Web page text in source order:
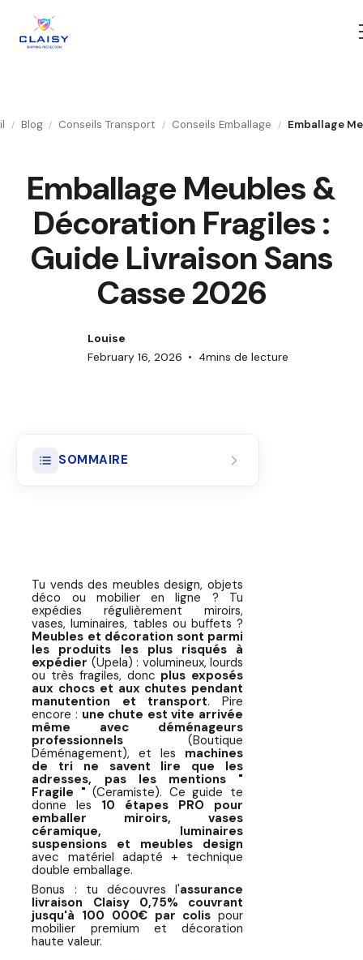
/ Blog / Conseils Transport / Conseils Emballage /
Emballage Meubles &
Décoration Fragiles :
Guide Livraison Sans
Casse 2026
Louise
February 16, 2026 • 4mins de lecture
SOMMAIRE
l'expédition de meubles &
décoration
Matériel d'emballage
recommandé pour meubles &
déco
🛋️ Standards d'emballage :
Meubles & Décoration
🪑 10 étapes pour emballer
meuble ou objet déco fragile
Erreurs fréquentes à éviter pour
les expéditions de meubles
Pourquoi assurance colis pour vos
expédition meubles & déco
🛡️ Défauts esthétiques : une
couverture refusée par les
transporteurs et que Claisy
accepte
Tu vends des meubles design, objets
déco ou mobilier en ligne ? Tu
expédies régulièrement miroirs,
vases, luminaires, tables ou buffets ?
Meubles et décoration sont parmi
les produits les plus risqués à
expédier (Upela) : volumineux, lourds
ou très fragiles, donc plus exposés
aux chocs et aux chutes pendant
manutention et transport. Pire
encore : une chute est vite arrivée
même avec déménageurs
professionnels (Boutique
Déménagement), et les machines
de tri ne savent lire que les
adresses, pas les mentions "
Fragile " (Ceramiste). Ce guide te
donne les 10 étapes PRO pour
emballer miroirs, vases
céramique, luminaires
suspensions et meubles design
avec matériel adapté + technique
double emballage.
Bonus : tu découvres l'assurance
livraison Claisy 0,75% couvrant
jusqu'à 100 000€ par colis pour
mobilier premium et décoration
haute valeur.